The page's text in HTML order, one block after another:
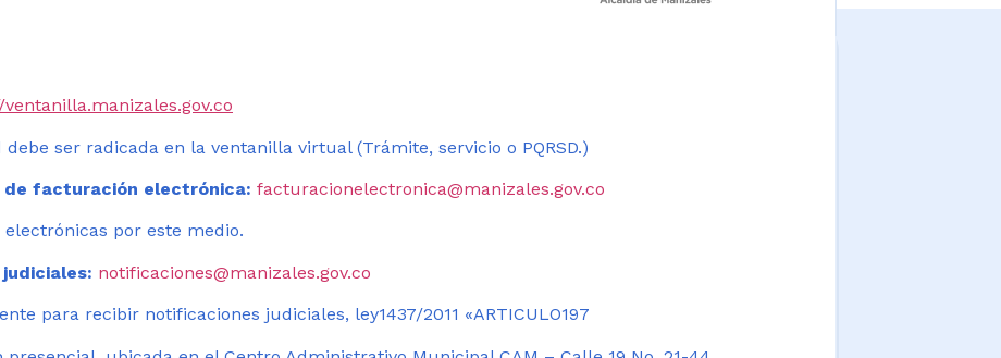
ser radicada en la ventanilla virtual (Trámite, servicio o PQRSD.)
de facturación electrónica: facturacionelectronica@manizales.gov.co
por este medio.
notificaciones@manizales.gov.co
para recibir notificaciones judiciales, ley1437/2011 «ARTICULO197